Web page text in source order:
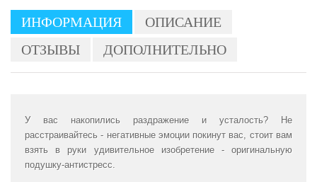
ИНФОРМАЦИЯ
ОПИСАНИЕ
ОТЗЫВЫ
ДОПОЛНИТЕЛЬНО
У вас накопились раздражение и усталость? Не
расстраивайтесь - негативные эмоции покинут вас, стоит вам
взять в руки удивительное изобретение - оригинальную
подушку-антистресс.